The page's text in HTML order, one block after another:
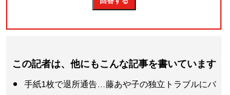
この記者は、他にもこんな記事を書いています
手紙1枚で退所通告…藤あや子の独立トラブルにバ